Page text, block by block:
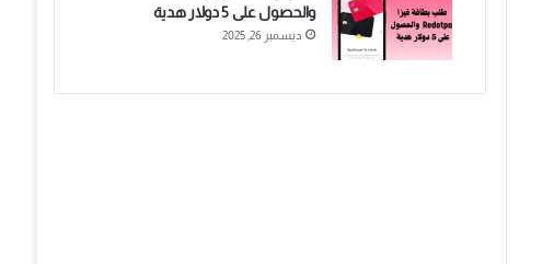
والحصول على 5 دولار هدية
ديسمبر 26, 2025